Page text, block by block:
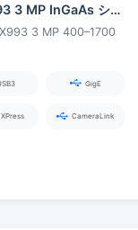
400–1700 nm IMX993 3 MP InGaAs シリーズ SWIR カメラ
3 MP 400–1700
GigE
CameraLink